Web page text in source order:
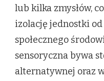
lub kilka zmysłów,
izolację jednostki
społecznego
sensoryczna bywa
alternatywnej oraz